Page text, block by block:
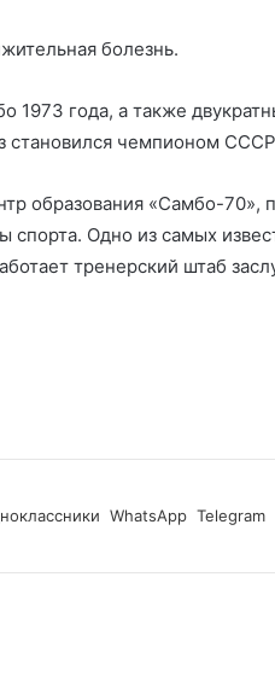
болезнь.
1973 года, а также
становился чемпионом
образования «Самбо-70»,
спорта. Одно из самых
тренерский штаб
WhatsApp Telegram